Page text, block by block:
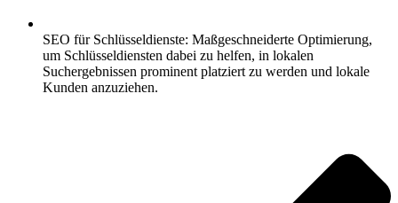
SEO für Schlüsseldienste: Maßgeschneiderte Optimierung,
um Schlüsseldiensten dabei zu helfen, in lokalen
Suchergebnissen prominent platziert zu werden und lokale
Kunden anzuziehen.